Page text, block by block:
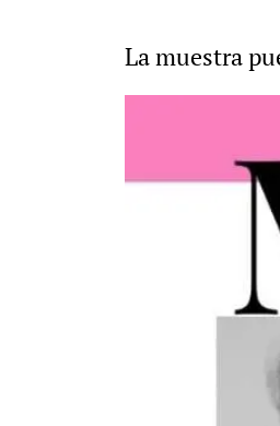
La muestra